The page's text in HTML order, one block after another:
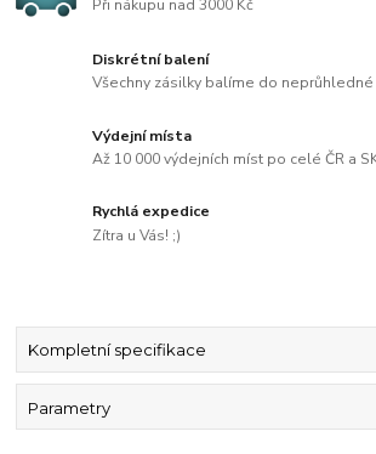
Při nákupu nad 3000 Kč
Diskrétní balení
Všechny zásilky balíme do
Výdejní místa
Až 10 000 výdejních míst po celé ČR a
Rychlá expedice
Zítra u Vás! ;)
Kompletní specifikace
Parametry